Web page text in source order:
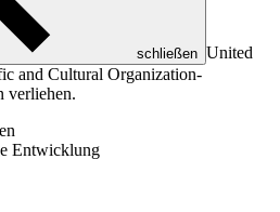
schließen United
and Cultural Organization-
verliehen.
Entwicklung